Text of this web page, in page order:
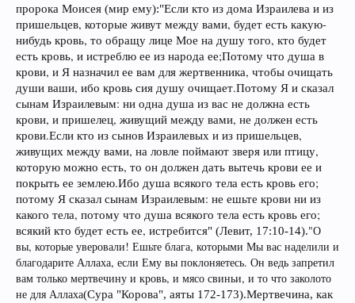
пророка Моисея (мир ему):"Если кто из дома Израилева и из
пришельцев, которые живут между вами, будет есть какую-
нибудь кровь, то обращу лице Мое на душу того, кто будет
есть кровь, и истреблю ее из народа ее;Потому что душа в
крови, и Я назначил ее вам для жертвенника, чтобы очищать
души ваши, ибо кровь сия душу очищает.Потому Я и сказал
сынам Израилевым: ни одна душа из вас не должна есть
крови, и пришелец, живущий между вами, не должен есть
крови.Если кто из сынов Израилевых и из пришельцев,
живущих между вами, на ловле поймают зверя или птицу,
которую можно есть, то он должен дать вытечь крови ее и
покрыть ее землею.Ибо душа всякого тела есть кровь его;
потому Я сказал сынам Израилевым: не ешьте крови ни из
какого тела, потому что душа всякого тела есть кровь его;
всякий кто будет есть ее, истребится" (Левит, 17:10-14)."О
вы, которые уверовали! Ешьте блага, которыми Мы вас наделили и
благодарите Аллаха, если Ему вы поклоняетесь. Он ведь запретил
вам только мертвечину и кровь, и мясо свиньи, и то что заколото
не для Аллаха(Сура "Корова", аяты 172-173).Мертвечина, как